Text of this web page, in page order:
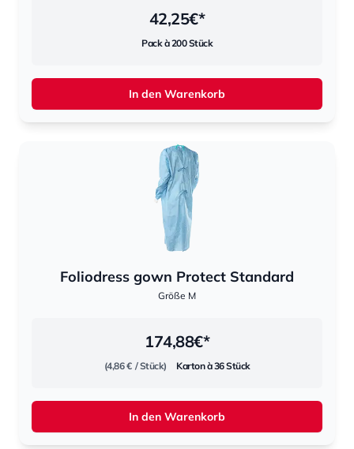
42,25€*
Pack à 200 Stück
In den Warenkorb
Foliodress gown Protect Standard
Größe M
174,88€*
(4,86 € / Stück) Karton à 36 Stück
In den Warenkorb